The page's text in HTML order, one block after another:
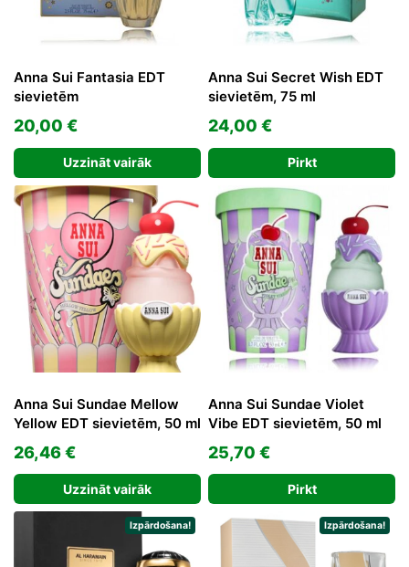
Anna Sui Fantasia EDT
sievietēm
20,00 €
Uzzināt vairāk
Anna Sui Secret Wish EDT
sievietēm, 75 ml
24,00 €
Pirkt
Anna Sui Sundae Mellow
Yellow EDT sievietēm, 50 ml
26,46€
Uzzināt vairāk
Anna Sui Sundae Violet
Vibe EDT sievietēm, 50 ml
25,70 €
Pirkt
Izpārdošana! Izpārdošana!